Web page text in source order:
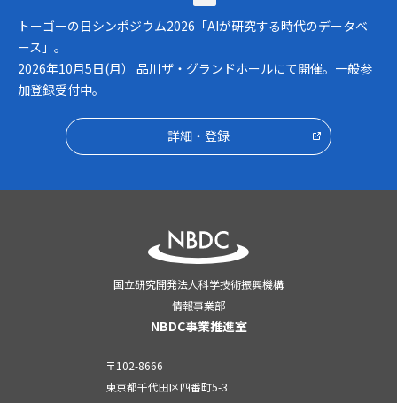
トーゴーの日シンポジウム2026「AIが研究する時代のデータベ
ース」。
2026年10月5日(月） 品川ザ・グランドホールにて開催。一般参
加登録受付中。
詳細・登録
国立研究開発法人科学技術振興機構
情報事業部
NBDC事業推進室
〒102-8666
東京都千代田区四番町5-3